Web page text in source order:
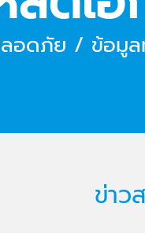
อดภัย / ข้อมูล
ข่าว